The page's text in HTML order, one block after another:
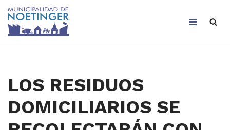
Saltar
LOS RESIDUOS
DOMICILIARIOS SE